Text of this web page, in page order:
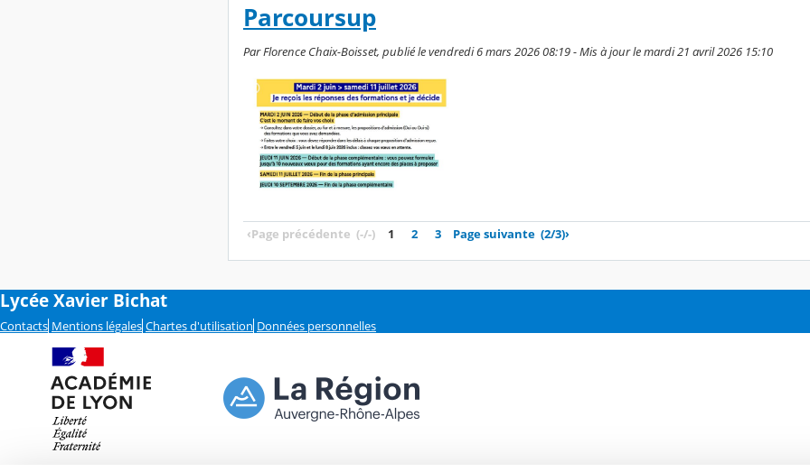
Parcoursup
Par Florence Chaix-Boisset, publié le vendredi 6 mars 2026 08:19 - Mis à jour le mardi 21 avril 2026 15:10
‹Page précédente (-/-) 1 2 3 Page suivante (2/3)›
Lycée Xavier Bichat
Contacts Mentions légales Chartes d'utilisation Données personnelles